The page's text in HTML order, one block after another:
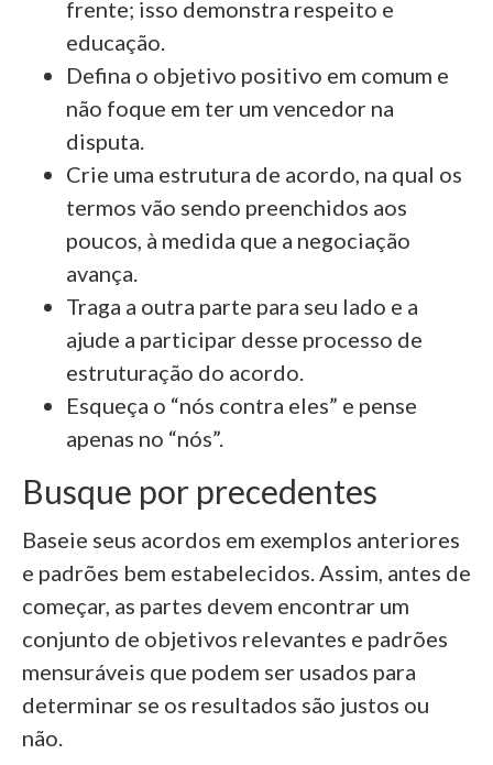
frente; isso demonstra respeito e
educação.
Defina o objetivo positivo em comum e
não foque em ter um vencedor na
disputa.
Crie uma estrutura de acordo, na qual os
termos vão sendo preenchidos aos
poucos, à medida que a negociação
avança.
Traga a outra parte para seu lado e a
ajude a participar desse processo de
estruturação do acordo.
Esqueça o “nós contra eles” e pense
apenas no “nós”.
Busque por precedentes
Baseie seus acordos em exemplos anteriores
e padrões bem estabelecidos. Assim, antes de
começar, as partes devem encontrar um
conjunto de objetivos relevantes e padrões
mensuráveis que podem ser usados para
determinar se os resultados são justos ou
não.